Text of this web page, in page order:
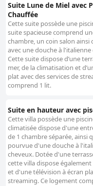
Suite Lune de Miel avec
Chauffée
Cette suite possède une
suite spacieuse comprend
chambre, un coin salon ainsi
avec une douche à
Cette suite dispose d’une
mer, de la climatisation et
plat avec des services de
comprend 1 lit.
Suite en hauteur avec
Cette villa possède une
climatisée dispose d'une
de 1 chambre séparée, ainsi
pourvue d'une douche à
cheveux. Dotée d'une
cette villa dispose
et d'une télévision à écran
streaming. Ce logement